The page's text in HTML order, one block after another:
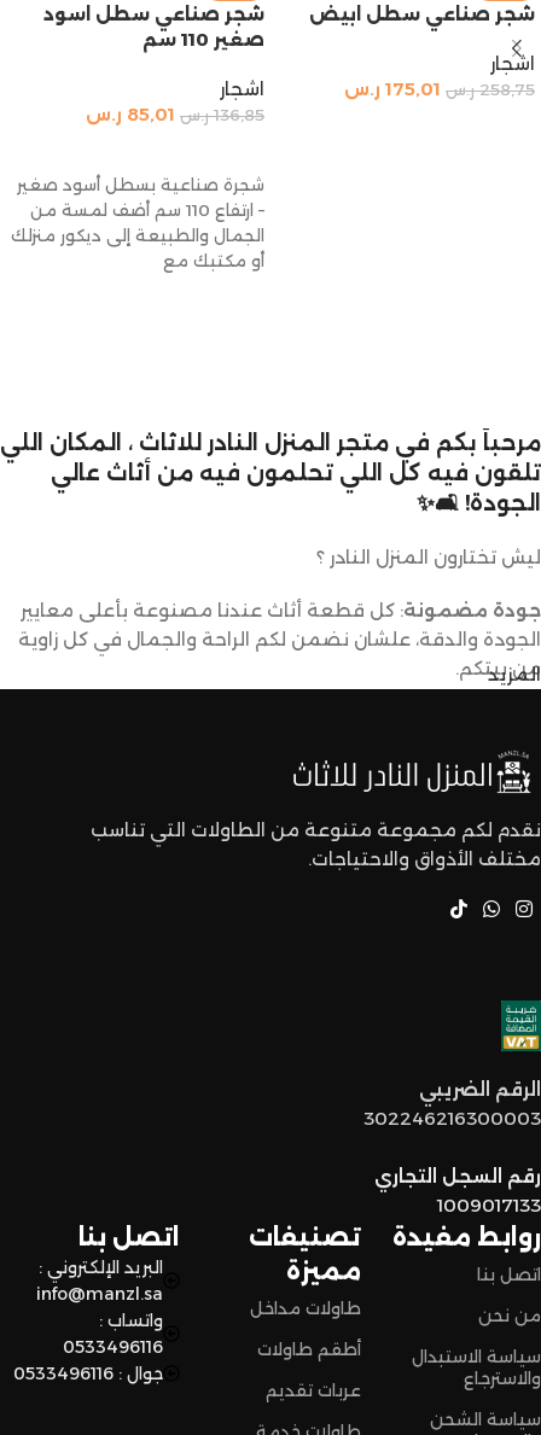
شجر صناعي سطل ابيض
اشجار
258,75 ر.س 175,01 ر.س
شجر صناعي سطل اسود
صغير 110 سم
اشجار
136,85 ر.س 85,01 ر.س
شجرة صناعية بسطل أسود صغير
– ارتفاع 110 سم أضف لمسة من
الجمال والطبيعة إلى ديكور منزلك
أو مكتبك مع
مرحباً بكم في متجر المنزل النادر للاثاث ، المكان اللي
تلقون فيه كل اللي تحلمون فيه من أثاث عالي
الجودة! 🛋️✨
ليش تختارون المنزل النادر ؟
جودة مضمونة: كل قطعة أثاث عندنا مصنوعة بأعلى معايير
الجودة والدقة، علشان نضمن لكم الراحة والجمال في كل زاوية
من بيتكم.
الأذواق والديكورات. ما راح تحتاجون تدورون كثير علشان تلقون
اللي يعجبكم.
أسعار تنافسية : نقدم لكم أفضل الأسعار في السوق بدون ما
اختيار القطع المناسبة لين توصل لكم لحد البيت.
توصيل سريع وآمن
نضمن وصول منتجاتكم بأفضل حالة وفي أقصر وقت ممكن.
اختاروا الراحة والأناقة من المنزل النادر للاثاث الآن وعيشوا تجربة
تسوق مميزة.
المزيد
روابط مفيدة
اتصل بنا
من نحن
سياسة الاستبدال
والاسترجاع
سياسة الشحن
تصنيفات
مميزة
طاولات مداخل
أطقم طاولات
عربات تقديم
اتصل بنا
البريد الإلكتروني :
info@manzl.sa
واتساب :
0533496116
جوال : 0533496116
نقدم لكم مجموعة متنوعة من الطاولات التي تناسب
مختلف الأذواق والاحتياجات.
الرقم الضريبي
302246216300003
رقم السجل التجاري
1009017133